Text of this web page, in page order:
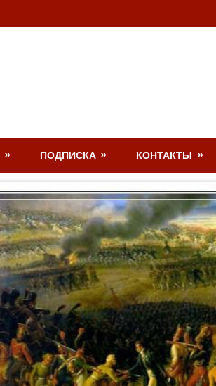
ПОДПИСКА КОНТАКТЫ